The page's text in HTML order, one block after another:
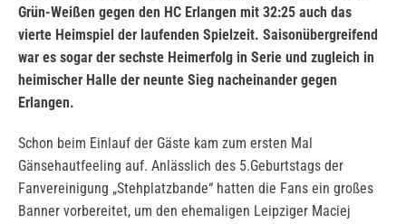
Grün-Weißen gegen den HC Erlangen mit 32:25 auch das
vierte Heimspiel der laufenden Spielzeit. Saisonübergreifend
war es sogar der sechste Heimerfolg in Serie und zugleich in
heimischer Halle der neunte Sieg nacheinander gegen
Erlangen.
Schon beim Einlauf der Gäste kam zum ersten Mal
Gänsehautfeeling auf. Anlässlich des 5.Geburtstags der
Fanvereinigung „Stehplatzbande“ hatten die Fans ein großes
Banner vorbereitet, um den ehemaligen Leipziger Maciej